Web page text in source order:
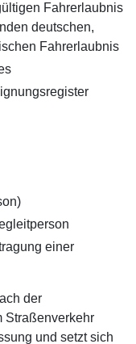
Fahrerlaubnis
deutschen,
Fahrerlaubnis
einer
der
Straßenverkehr
und setzt sich